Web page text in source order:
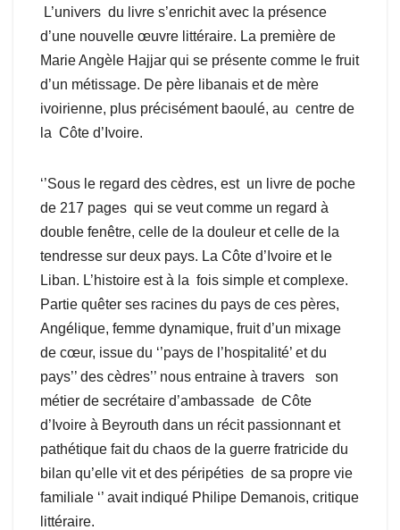
L’univers du livre s’enrichit avec la présence
d’une nouvelle œuvre littéraire. La première de
Marie Angèle Hajjar qui se présente comme le fruit
d’un métissage. De père libanais et de mère
ivoirienne, plus précisément baoulé, au centre de
la Côte d’Ivoire.
‘’Sous le regard des cèdres, est un livre de poche
de 217 pages qui se veut comme un regard à
double fenêtre, celle de la douleur et celle de la
tendresse sur deux pays. La Côte d’Ivoire et le
Liban. L’histoire est à la fois simple et complexe.
Partie quêter ses racines du pays de ces pères,
Angélique, femme dynamique, fruit d’un mixage
de cœur, issue du ‘’pays de l’hospitalité’ et du
pays’’ des cèdres’’ nous entraine à travers son
métier de secrétaire d’ambassade de Côte
d’Ivoire à Beyrouth dans un récit passionnant et
pathétique fait du chaos de la guerre fratricide du
bilan qu’elle vit et des péripéties de sa propre vie
familiale ‘’ avait indiqué Philipe Demanois, critique
littéraire.